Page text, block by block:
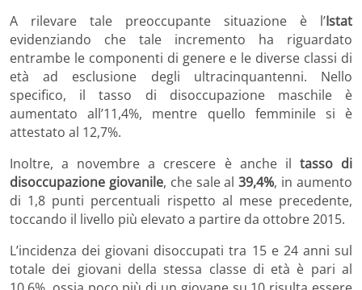
A rilevare tale preoccupante situazione è l’Istat
evidenziando che tale incremento ha riguardato
entrambe le componenti di genere e le diverse classi di
età ad esclusione degli ultracinquantenni. Nello
specifico, il tasso di disoccupazione maschile è
aumentato all’11,4%, mentre quello femminile si è
attestato al 12,7%.
Inoltre, a novembre a crescere è anche il tasso di
disoccupazione giovanile, che sale al39,4%, in aumento
di 1,8 punti percentuali rispetto al mese precedente,
toccando il livello più elevato a partire da ottobre 2015.
L’incidenza dei giovani disoccupati tra 15 e 24 anni sul
totale dei giovani della stessa classe di età è pari al